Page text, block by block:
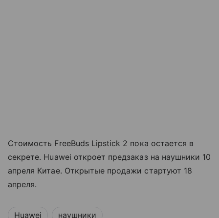
Стоимость FreeBuds Lipstick 2 пока остается в
секрете. Huawei откроет предзаказ на наушники 10
апреля Китае. Открытые продажи стартуют 18
апреля.
Huawei наушники